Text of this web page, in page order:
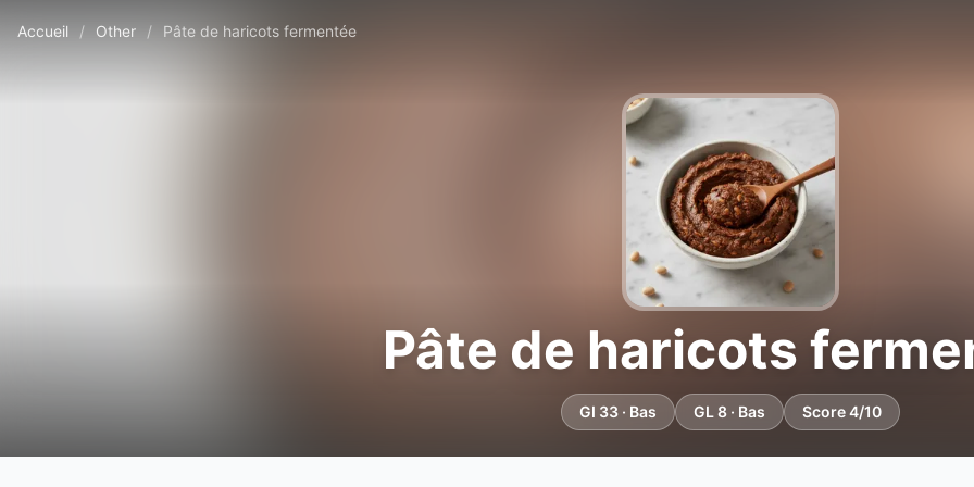
Accueil / Other / Pâte de haricots fermentée
Pâte de haricots
GI 33 · Bas GL 8 · Bas Score 4/10